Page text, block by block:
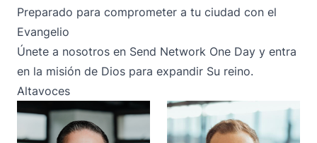
Preparado para comprometer a tu ciudad con el
Evangelio
Únete a nosotros en Send Network One Day y entra
en la misión de Dios para expandir Su reino.
Altavoces